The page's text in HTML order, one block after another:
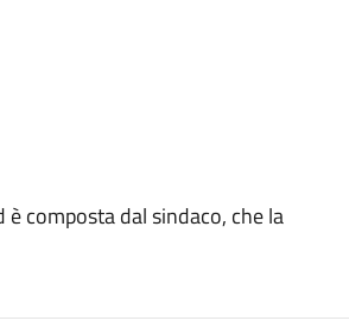
composta dal sindaco, che la